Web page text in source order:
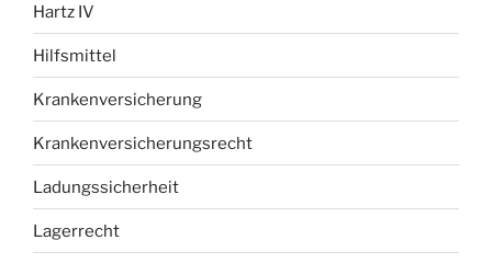
Hartz IV
Hilfsmittel
Krankenversicherung
Krankenversicherungsrecht
Ladungssicherheit
Lagerrecht